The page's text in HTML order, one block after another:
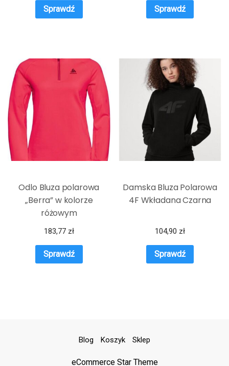
Sprawdź Sprawdź
Odlo Bluza polarowa
„Berra” w kolorze
różowym
183,77 zł
Sprawdź
Damska Bluza Polarowa
4F Wkładana Czarna
104,90 zł
Sprawdź
Blog Koszyk Sklep
eCommerce Star Theme